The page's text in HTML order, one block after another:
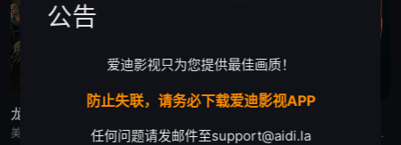
龙之家族 第三季
美剧《龙之家族 第三季》，铁王座面前，绝无怜悯。 美剧《末日地堡 第三季》又名：羊毛战记,羊毛记,Silo Season 3，讲述了：当下，Juliette Nichols在被迫接受“净化”后幸存下来，但记忆却已丧失，而地堡正从叛乱中恢复，并面临着新 美剧《星城》为太空竞赛题材剧《为全人类》的衍生剧，是同一设定下的全新篇章。《星城》将我们带回太空竞赛另类历史重述的关键时刻——苏联成为首个实现载人登月的国家。但这次，我们将从铁幕后方探索这个故事，展现
公告
爱迪影视只为您提供最佳画质！
防止失联，请务必下载爱迪影视APP
任何问题请发邮件至support@aidi.la